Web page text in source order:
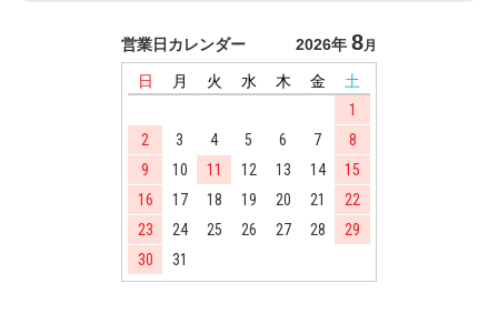
営業日カレンダー 2026年 8月
日 月 火 水 木 金
土
1
2
3 4 5 6 7
8
9
10 11 12 13 14
15
16
17 18 19 20 21
22
23
24 25 26 27 28
29
30
31